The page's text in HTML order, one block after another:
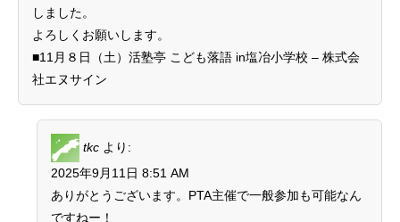
しました。
よろしくお願いします。
■11月８日（土）活塾亭 こども落語 in塩冶小学校 – 株式会
社エヌサイン
tkc より:
2025年9月11日 8:51 AM
ありがとうございます。PTA主催で一般参加も可能なん
ですねー！